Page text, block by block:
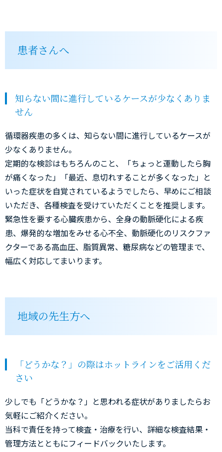
患者さんへ
知らない間に進行しているケースが少なくありま
せん
循環器疾患の多くは、知らない間に進行しているケースが
少なくありません。
定期的な検診はもちろんのこと、「ちょっと運動したら胸
が痛くなった」「最近、息切れすることが多くなった」と
いった症状を自覚されているようでしたら、早めにご相談
いただき、各種検査を受けていただくことを推奨します。
緊急性を要する心臓疾患から、全身の動脈硬化による疾
患、爆発的な増加をみせる心不全、動脈硬化のリスクファ
クターである高血圧、脂質異常、糖尿病などの管理まで、
幅広く対応してまいります。
地域の先生方へ
「どうかな？」の際はホットラインをご活用くだ
さい
少しでも「どうかな？」と思われる症状がありましたらお
気軽にご紹介ください。
当科で責任を持って検査・治療を行い、詳細な検査結果・
管理方法とともにフィードバックいたします。